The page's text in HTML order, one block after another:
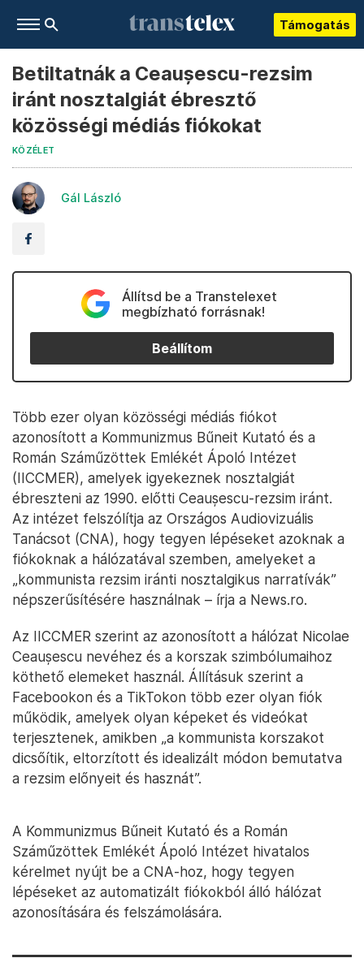
Támogatás
Betiltatnák a Ceaușescu-rezsim
iránt nosztalgiát ébresztő
közösségi médiás fiókokat
KÖZÉLET
Gál László
Állítsd be a Transtelexet
megbízható forrásnak!
Beállítom
Több ezer olyan közösségi médiás fiókot
azonosított a Kommunizmus Bűneit Kutató és a
Román Száműzöttek Emlékét Ápoló Intézet
(IICCMER), amelyek igyekeznek nosztalgiát
ébreszteni az 1990. előtti Ceaușescu-rezsim iránt.
Az intézet felszólítja az Országos Audiovizuális
Tanácsot (CNA), hogy tegyen lépéseket azoknak a
fiókoknak a hálózatával szemben, amelyeket a
„kommunista rezsim iránti nosztalgikus narratívák”
népszerűsítésére használnak – írja a News.ro.
Az IICCMER szerint az azonosított a hálózat Nicolae
Ceaușescu nevéhez és a korszak szimbólumaihoz
köthető elemeket használ. Állításuk szerint a
Facebookon és a TikTokon több ezer olyan fiók
működik, amelyek olyan képeket és videókat
terjesztenek, amikben „a kommunista korszakot
dicsőítik, eltorzított és idealizált módon bemutatva
a rezsim előnyeit és hasznát”.
A Kommunizmus Bűneit Kutató és a Román
Száműzöttek Emlékét Ápoló Intézet hivatalos
kérelmet nyújt be a CNA-hoz, hogy tegyen
lépéseket az automatizált fiókokból álló hálózat
azonosítására és felszámolására.